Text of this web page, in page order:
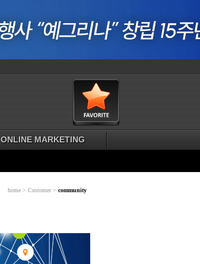
ONLINE MARKETING
home > Customer > community